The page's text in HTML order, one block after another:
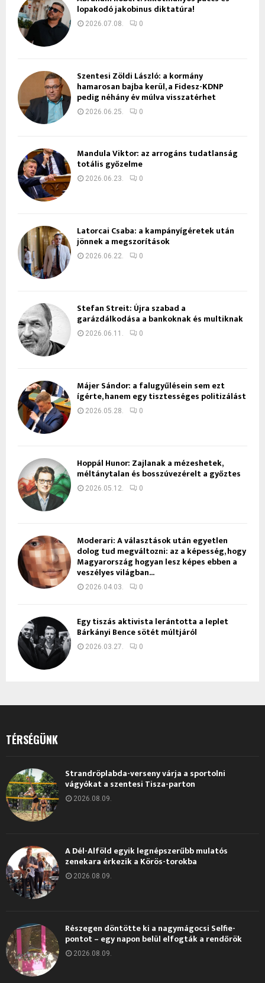
lopakodó jakobinus diktatúra!
2026.07.08. 0
Szentesi Zöldi László: a kormány
hamarosan bajba kerül, a Fidesz-KDNP
pedig néhány év múlva visszatérhet
2026.06.25. 0
Mandula Viktor: az arrogáns tudatlanság
totális győzelme
2026.06.23. 0
Latorcai Csaba: a kampányígéretek után
jönnek a megszorítások
2026.06.22. 0
Stefan Streit: Újra szabad a
garázdálkodása a bankoknak és multiknak
2026.06.11. 0
Májer Sándor: a falugyűlésein sem ezt
ígérte, hanem egy tisztességes politizálást
2026.05.28. 0
Hoppál Hunor: Zajlanak a mézeshetek,
méltánytalan és bosszúvezérelt a győztes
2026.05.12. 0
Moderari: A választások után egyetlen
dolog tud megváltozni: az a képesség, hogy
Magyarország hogyan lesz képes ebben a
veszélyes világban...
2026.04.03. 0
Egy tiszás aktivista lerántotta a leplet
Bárkányi Bence sötét múltjáról
2026.03.27. 0
TÉRSÉGÜNK
Strandröplabda-verseny várja a sportolni
vágyókat a szentesi Tisza-parton
2026.08.09.
A Dél-Alföld egyik legnépszerűbb mulatós
zenekara érkezik a Körös-torokba
2026.08.09.
Részegen döntötte ki a nagymágocsi Selfie-
pontot – egy napon belül elfogták a rendőrök
2026.08.09.